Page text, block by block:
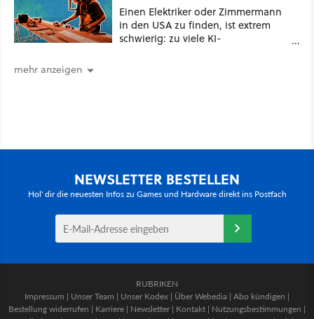
Einen Elektriker oder Zimmermann
in den USA zu finden, ist extrem
schwierig: zu viele KI-
mehr anzeigen
NEWSLETTER BESTELLEN
Hol' dir die neuesten Infos zu Games und Hardware direkt ins Postfach
RUBRIKEN
Impressum | Unser Team | Unser Kodex | Über Webedia | Abo kündigen |
Bestellung widerrufen | Karriere | Newsletter | Kontakt | Nutzungsbestimmungen |